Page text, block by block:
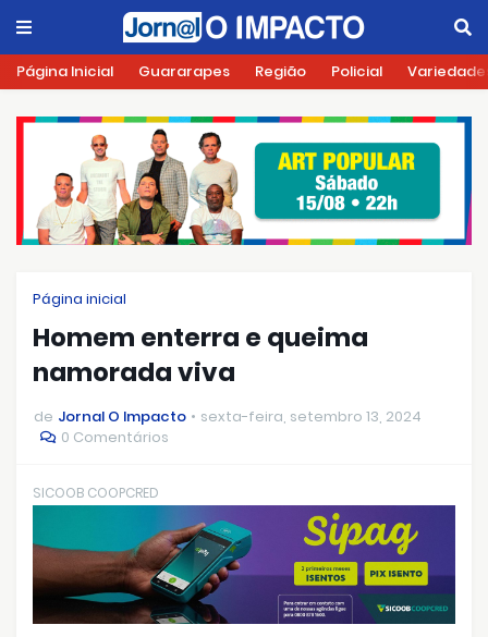
Página Inicial Guararapes Região Policial
Página inicial
Homem enterra e queima
namorada viva
de Jornal O Impacto
sexta-feira, setembro 13, 2024
0 Comentários
SICOOB COOPCRED